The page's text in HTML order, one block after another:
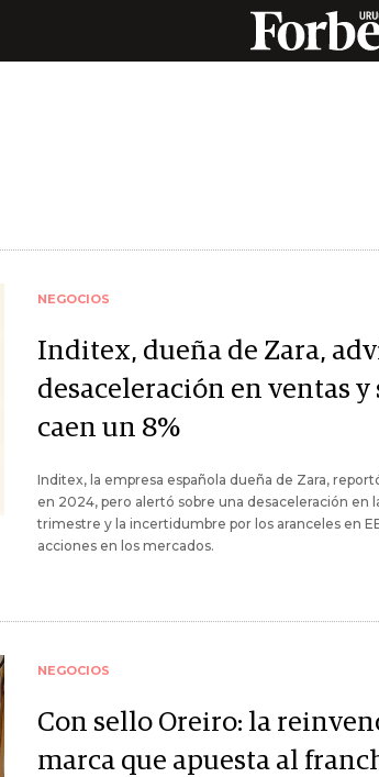
NEGOCIOS
Inditex, dueña de Zara,
desaceleración en ventas y
caen un 8%
Inditex, la empresa española dueña de Zara,
en 2024, pero alertó sobre una desaceleración en
trimestre y la incertidumbre por los aranceles en
acciones en los mercados.
NEGOCIOS
Con sello Oreiro: la
marca que apuesta al